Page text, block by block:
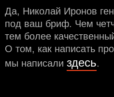
Да, Николай Иронов
под ваш бриф. Чем
тем более
О том, как написать
мы написали здесь.